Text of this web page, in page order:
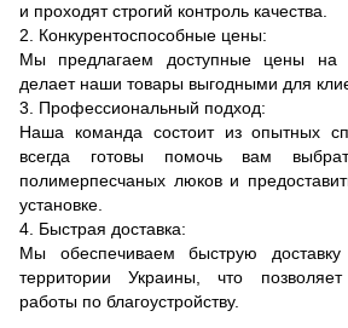
и проходят строгий контроль качества.
2. Конкурентоспособные цены:
Мы предлагаем доступные цены на
делает наши товары выгодными для
3. Профессиональный подход:
Наша команда состоит из опытных
всегда готовы помочь вам
полимерпесчаных люков и
установке.
4. Быстрая доставка:
Мы обеспечиваем быструю
территории Украины, что
работы по благоустройству.